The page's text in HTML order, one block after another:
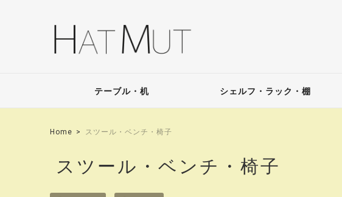
テーブル・机 シェルフ・ラック・棚
Home スツール・ベンチ・椅子
スツール・ベンチ・椅子